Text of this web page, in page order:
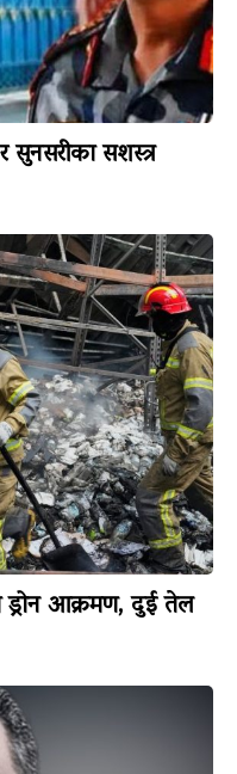
सुनसरीका सशस्त्र
आक्रमण, दुई तेल